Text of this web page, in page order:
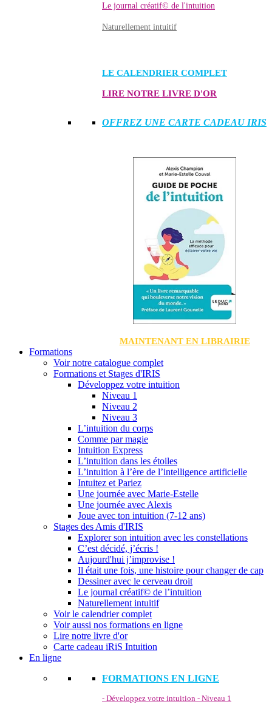
Le journal créatif© de l'intuition
Naturellement intuitif
LE CALENDRIER COMPLET
LIRE NOTRE LIVRE D'OR
OFFREZ UNE CARTE CADEAU IRIS
MAINTENANT EN LIBRAIRIE
Formations
Voir notre catalogue complet
Formations et Stages d'IRIS
Développez votre intuition
Niveau 1
Niveau 2
Niveau 3
L’intuition du corps
Comme par magie
Intuition Express
L’intuition dans les étoiles
L’intuition à l’ère de l’intelligence artificielle
Intuitez et Pariez
Une journée avec Marie-Estelle
Une journée avec Alexis
Joue avec ton intuition (7-12 ans)
Stages des Amis d'IRIS
Explorer son intuition avec les constellations
C’est décidé, j’écris !
Aujourd'hui j’improvise !
Il était une fois, une histoire pour changer de cap
Dessiner avec le cerveau droit
Le journal créatif© de l’intuition
Naturellement intuitif
Voir le calendrier complet
Voir aussi nos formations en ligne
Lire notre livre d'or
Carte cadeau iRiS Intuition
En ligne
FORMATIONS EN LIGNE
- Développez votre intuition - Niveau 1